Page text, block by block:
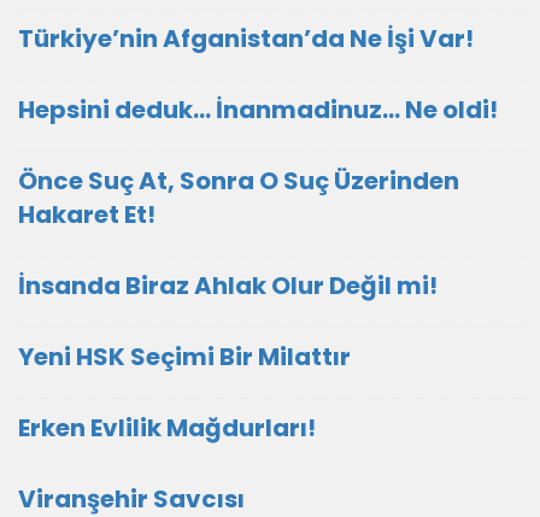
Türkiye’nin Afganistan’da Ne İşi Var!
Hepsini deduk... İnanmadinuz... Ne oldi!
Önce Suç At, Sonra O Suç Üzerinden
Hakaret Et!
İnsanda Biraz Ahlak Olur Değil mi!
Yeni HSK Seçimi Bir Milattır
Erken Evlilik Mağdurları!
Viranşehir Savcısı